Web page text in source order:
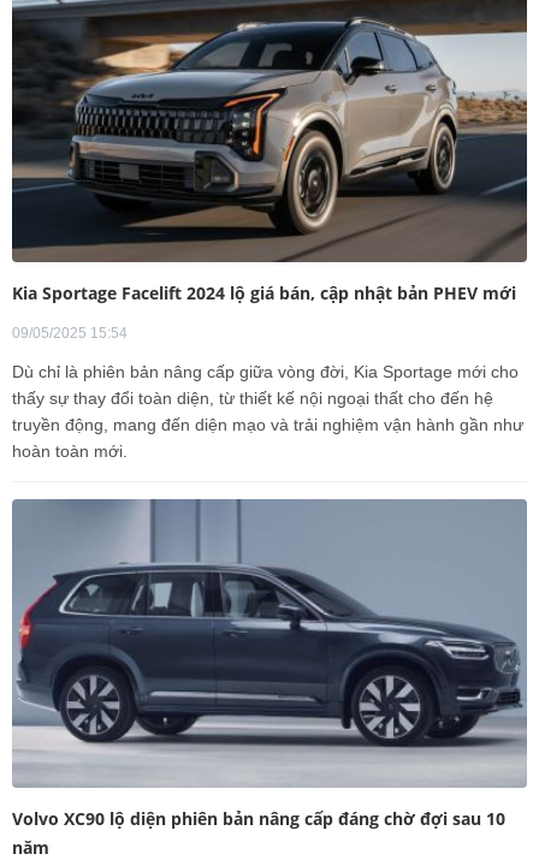
Kia Sportage Facelift 2024 lộ giá bán, cập nhật bản PHEV mới
09/05/2025 15:54
Dù chỉ là phiên bản nâng cấp giữa vòng đời, Kia Sportage mới cho
thấy sự thay đổi toàn diện, từ thiết kế nội ngoại thất cho đến hệ
truyền động, mang đến diện mạo và trải nghiệm vận hành gần như
hoàn toàn mới.
Volvo XC90 lộ diện phiên bản nâng cấp đáng chờ đợi sau 10
năm